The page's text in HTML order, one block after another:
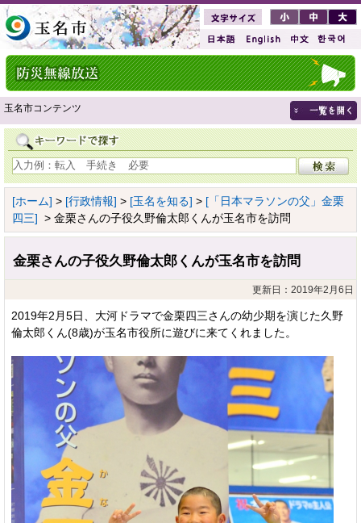
玉名市コンテンツ
[ホーム] > [行政情報] > [玉名を知る] > [「日本マラソンの父」金栗
四三] > 金栗さんの子役久野倫太郎くんが玉名市を訪問
金栗さんの子役久野倫太郎くんが玉名市を訪問
更新日：2019年2月6日
2019年2月5日、大河ドラマで金栗四三さんの幼少期を演じた久野
倫太郎くん(8歳)が玉名市役所に遊びに来てくれました。